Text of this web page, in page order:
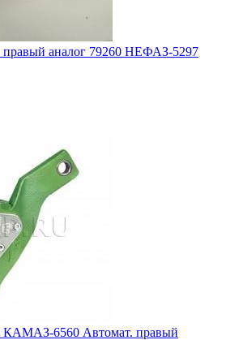
правый аналог 79260 НЕФАЗ-5297
КАМАЗ-6560 Автомат. правый